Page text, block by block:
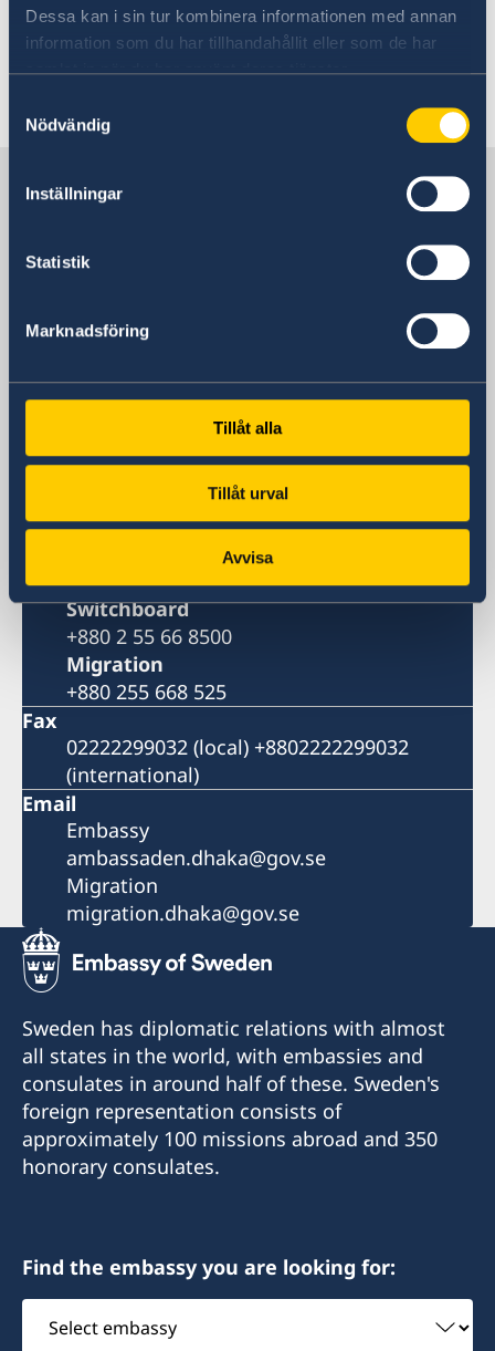
Dessa kan i sin tur kombinera informationen med annan
information som du har tillhandahållit eller som de har
samlat in när du har använt deras tjänster.
Nödvändig
Inställningar
Statistik
Marknadsföring
Tillåt alla
Tillåt urval
Avvisa
Sweden in Bangladesh, Dhaka
Embassy
Bay's Edgewater, 6th Floor
Dhaka
Embassy of Sweden
Bay's Edgewater, 6th Floor
Dhaka 1212
Phone
Switchboard
+880 2 55 66 8500
Migration
+880 255 668 525
Fax
02222299032 (local) +8802222299032
(international)
Email
Embassy
ambassaden.dhaka@gov.se
Migration
migration.dhaka@gov.se
Sweden has diplomatic relations with almost
all states in the world, with embassies and
consulates in around half of these. Sweden's
foreign representation consists of
approximately 100 missions abroad and 350
honorary consulates.
Find the embassy you are looking for:
Select
embassy